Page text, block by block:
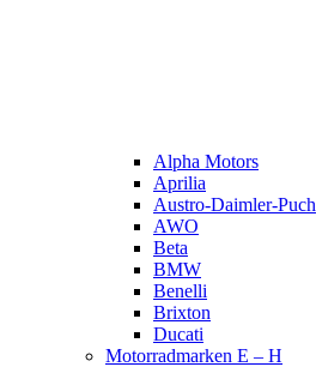
Alpha Motors
Aprilia
Austro-Daimler-Puch
AWO
Beta
BMW
Benelli
Brixton
Ducati
Motorradmarken E – H